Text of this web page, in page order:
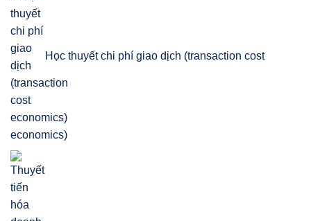
Học thuyết chi phí giao dịch (transaction cost
economics)